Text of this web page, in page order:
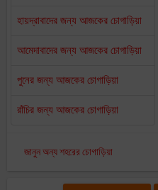
হায়দ্রাবাদের জন্য আজকের চোগাড়িয়া
আমেদাবাদের জন্য আজকের চোগাড়িয়া
পুনের জন্য আজকের চোগাড়িয়া
রাঁচির জন্য আজকের চোগাড়িয়া
জানুন অন্য শহরের চোগাড়িয়া